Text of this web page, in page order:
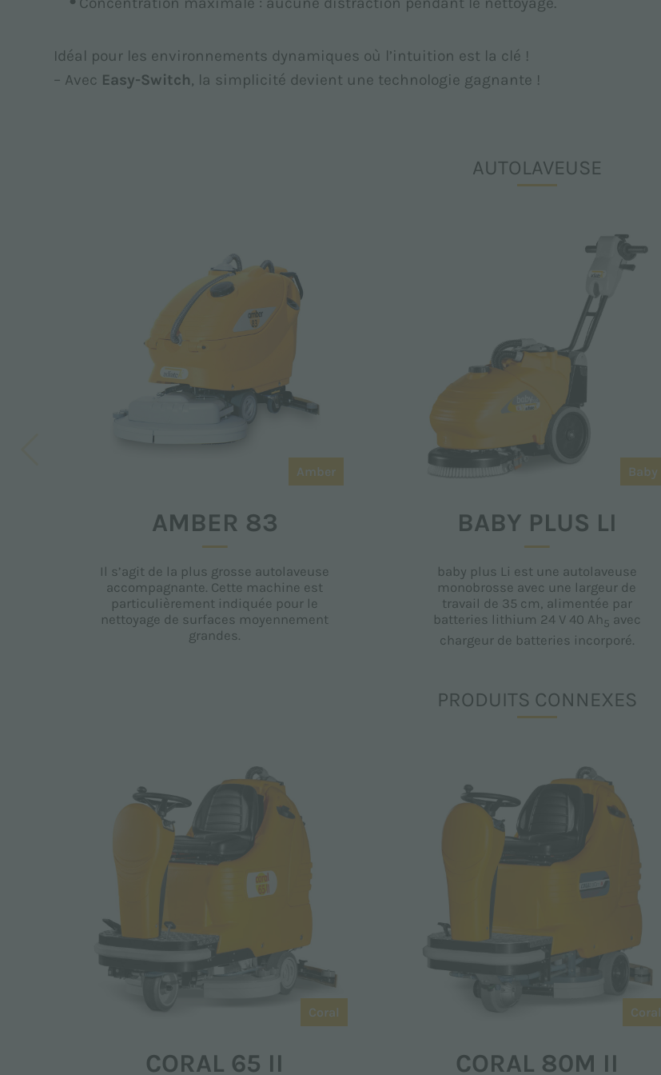
Idéal pour les environnements dynamiques où l’intuition est la clé !
– Avec Easy-Switch, la simplicité devient une technologie gagnante !
AUTOLAVEUSE
Amber
AMBER 83
Il s’agit de la plus grosse autolaveuse
accompagnante. Cette machine est
particulièrement indiquée pour le
nettoyage de surfaces moyennement
grandes.
Baby
BABY PLUS LI
baby plus Li est une autolaveuse
monobrosse avec une largeur de
travail de 35 cm, alimentée par
batteries lithium 24 V 40 Ah5 avec
chargeur de batteries incorporé.
PRODUITS CONNEXES
Coral
CORAL 65 II
Coral
CORAL 80M II